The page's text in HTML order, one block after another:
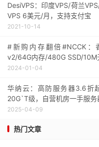
DesiVPS：印度VPS/荷兰
VPS 6美元/月，支持支付宝
2021-10-14
#新购内存翻倍#NCCK：
v2/64G内存/480G SSD/
2024-01-04
华纳云：高防服务器3.6折
20G`T级，自营机房一手服务
2025-04-09
热门文章